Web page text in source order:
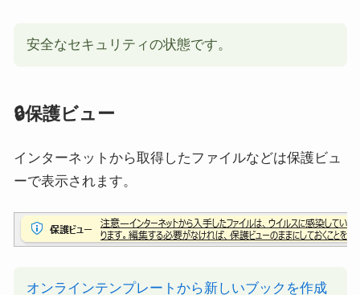
安全なセキュリティの状態です。
🔒保護ビュー
インターネットから取得したファイルなどは保護ビュ
ーで表示されます。
オンラインテンプレートから新しいブックを作成